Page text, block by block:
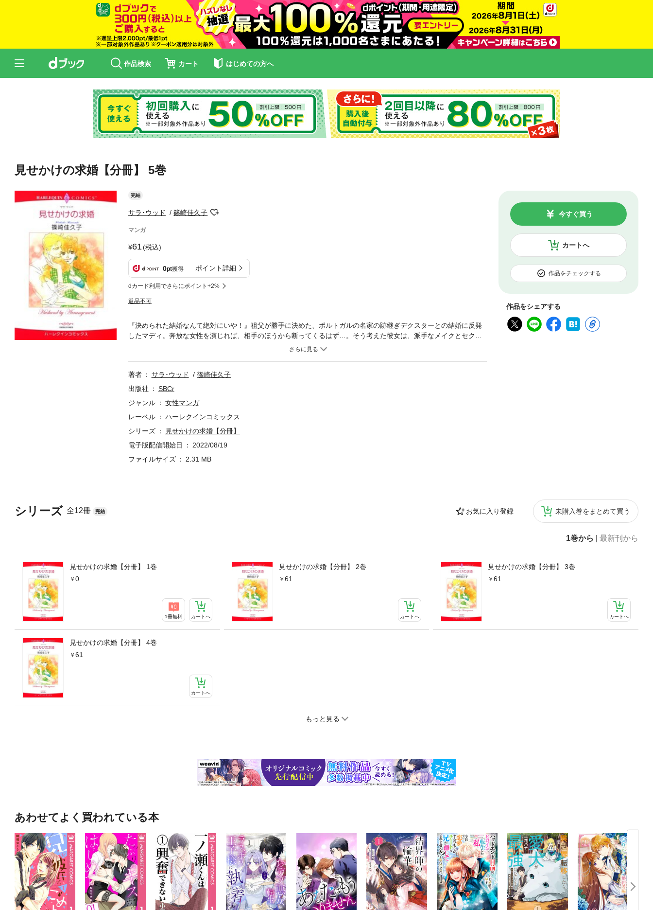
作品検索 カート はじめての方へ
見せかけの求婚【分冊】 5巻
完結
サラ･ウッド 篠崎佳久子
マンガ
61(税込)
0pt獲得 ポイント詳細
dカード利用でさらにポイント+2%
返品不可
カートへ
今すぐ買う
作品をチェックする
作品をシェアする
シリーズ 全12冊 完結 お気に入り登録 未購入巻をまとめて買う
1巻から 最新刊から
見せかけの求婚【分冊】 1巻
0
1冊無料 カートへ
見せかけの求婚【分冊】 2巻
61
カートへ
見せかけの求婚【分冊】 3巻
61
カートへ
見せかけの求婚【分冊】 4巻
61
カートへ
もっと見る
『決められた結婚なんて絶対にいや！』祖父が勝手に決めた、ポルトガルの名家の跡継ぎデクスターとの結婚に反発
したマディ。奔放な女性を演じれば、相手のほうから断ってくるはず…。そう考えた彼女は、派手なメイクとセクシ
ーな衣装に身を包み、デクスターのもとへ向かう。ところが、デクスターの反応は予想通りとはいかず、逆に誘惑さ
著者 サラ･ウッド
篠崎佳久子
出版社
SBCr
ジャンル
女性マンガ
レーベル
ハーレクインコミックス
シリーズ
見せかけの求婚【分冊】
電子版配信開始日
2022/08/19
ファイルサイズ
2.31 MB
あわせてよく買われている本